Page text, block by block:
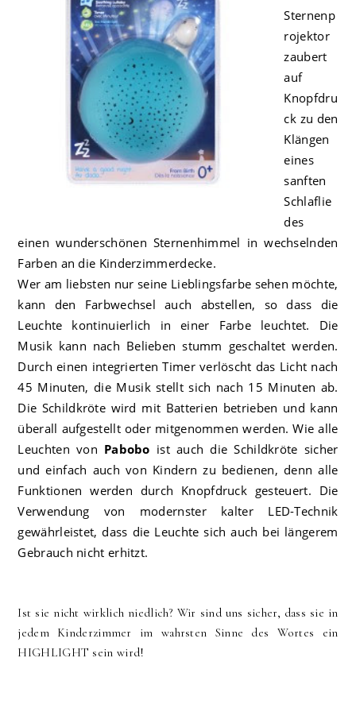
Sternenp
rojektor
zaubert
auf
Knopfdru
ck zu den
Klängen
eines
sanften
Schlaflie
des
einen wunderschönen Sternenhimmel in wechselnden
Farben an die Kinderzimmerdecke.
Wer am liebsten nur seine Lieblingsfarbe sehen möchte,
kann den Farbwechsel auch abstellen, so dass die
Leuchte kontinuierlich in einer Farbe leuchtet. Die
Musik kann nach Belieben stumm geschaltet werden.
Durch einen integrierten Timer verlöscht das Licht nach
45 Minuten, die Musik stellt sich nach 15 Minuten ab.
Die Schildkröte wird mit Batterien betrieben und kann
überall aufgestellt oder mitgenommen werden. Wie alle
Leuchten von Pabobo ist auch die Schildkröte sicher
und einfach auch von Kindern zu bedienen, denn alle
Funktionen werden durch Knopfdruck gesteuert. Die
Verwendung von modernster kalter LED-Technik
gewährleistet, dass die Leuchte sich auch bei längerem
Gebrauch nicht erhitzt.
Ist sie nicht wirklich niedlich? Wir sind uns sicher, dass sie in
jedem Kinderzimmer im wahrsten Sinne des Wortes ein
HIGHLIGHT sein wird!